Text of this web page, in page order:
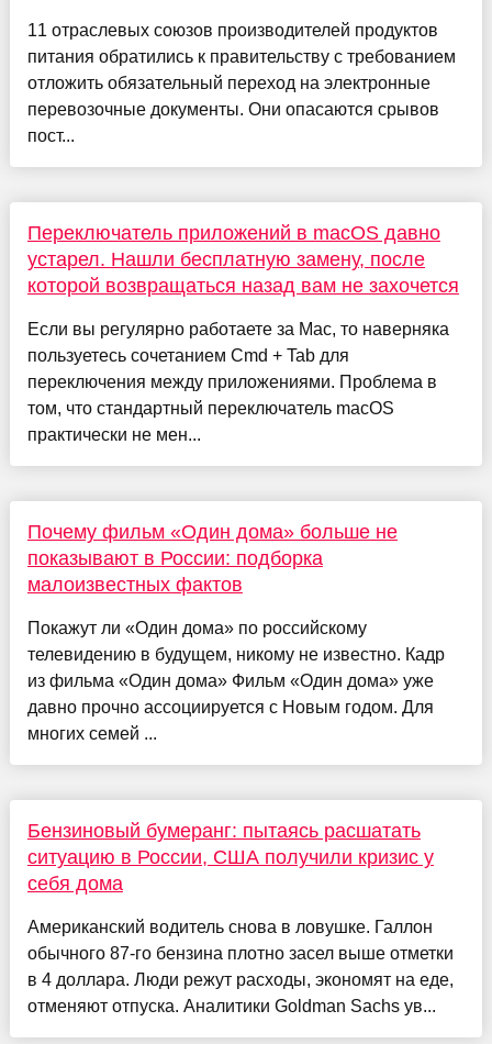
11 отраслевых союзов производителей продуктов
питания обратились к правительству с требованием
отложить обязательный переход на электронные
перевозочные документы. Они опасаются срывов
пост...
Переключатель приложений в macOS давно
устарел. Нашли бесплатную замену, после
которой возвращаться назад вам не захочется
Если вы регулярно работаете за Mac, то наверняка
пользуетесь сочетанием Cmd + Tab для
переключения между приложениями. Проблема в
том, что стандартный переключатель macOS
практически не мен...
Почему фильм «Один дома» больше не
показывают в России: подборка
малоизвестных фактов
Покажут ли «Один дома» по российскому
телевидению в будущем, никому не известно. Кадр
из фильма «Один дома» Фильм «Один дома» уже
давно прочно ассоциируется с Новым годом. Для
многих семей ...
Бензиновый бумеранг: пытаясь расшатать
ситуацию в России, США получили кризис у
себя дома
Американский водитель снова в ловушке. Галлон
обычного 87-го бензина плотно засел выше отметки
в 4 доллара. Люди режут расходы, экономят на еде,
отменяют отпуска. Аналитики Goldman Sachs ув...